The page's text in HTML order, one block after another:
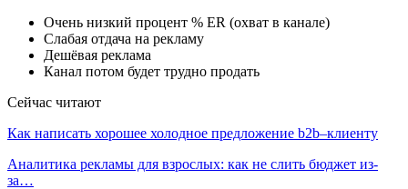
Очень низкий процент % ER (охват в канале)
Слабая отдача на рекламу
Дешёвая реклама
Канал потом будет трудно продать
Сейчас читают
Как написать хорошее холодное предложение b2b–клиенту
Аналитика рекламы для взрослых: как не слить бюджет из-
за…